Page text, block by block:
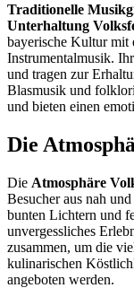
Traditionelle
Unterhaltung
bayerische Kultur mit
Instrumentalmusik.
und tragen zur
Blasmusik und
und bieten einen
Die
Die Atmosphäre
Besucher aus nah
bunten Lichtern und
unvergessliches
zusammen, um die
kulinarischen
angeboten werden.